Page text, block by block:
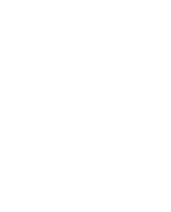
Service-Gruppe